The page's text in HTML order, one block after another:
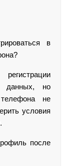
в
данных, но
не
условия
после